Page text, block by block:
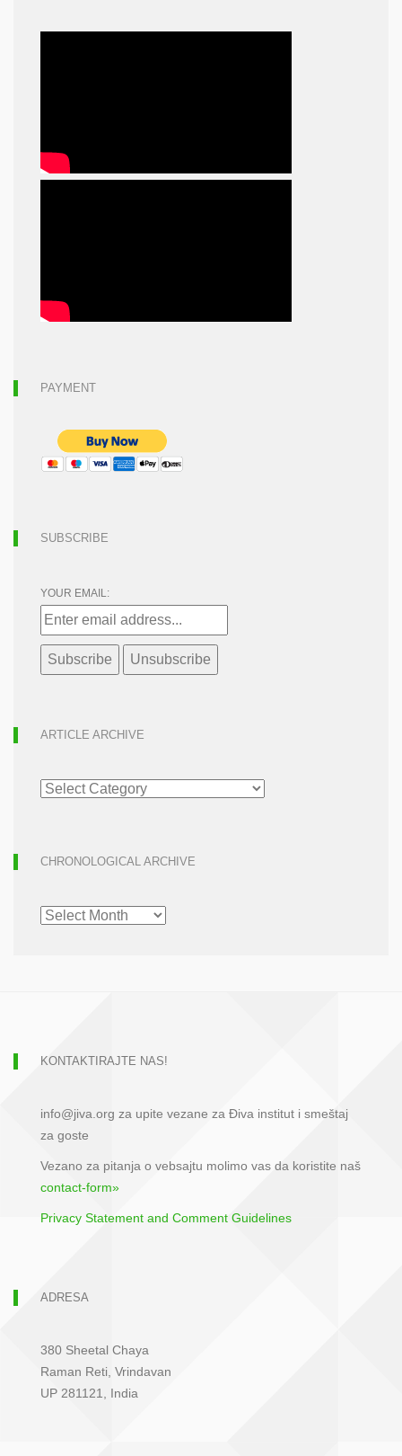
PAYMENT
SUBSCRIBE
YOUR EMAIL:
ARTICLE ARCHIVE
ARTICLE
ARCHIVE
CHRONOLOGICAL ARCHIVE
CHRONOLOGICAL
ARCHIVE
KONTAKTIRAJTE NAS!
info@jiva.org za upite vezane za Điva institut i smeštaj
za goste
Vezano za pitanja o vebsajtu molimo vas da koristite naš
contact-form»
Privacy Statement and Comment Guidelines
ADRESA
380 Sheetal Chaya
Raman Reti, Vrindavan
UP 281121, India